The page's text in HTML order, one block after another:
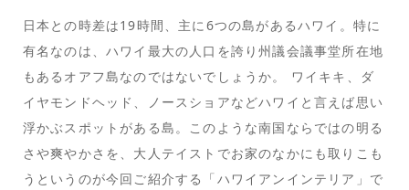
日本との時差は19時間、主に6つの島があるハワイ。特に
有名なのは、ハワイ最大の人口を誇り州議会議事堂所在地
もあるオアフ島なのではないでしょうか。 ワイキキ、ダ
イヤモンドヘッド、ノースショアなどハワイと言えば思い
浮かぶスポットがある島。このような南国ならではの明る
さや爽やかさを、大人テイストでお家のなかにも取りこも
うというのが今回ご紹介する「ハワイアンインテリア」で